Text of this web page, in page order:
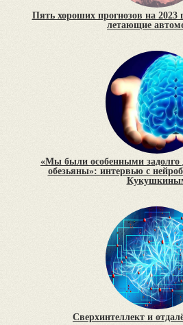
Пять хороших прогнозов на 2023
летающие
«Мы были особенными задолго
обезьяны»: интервью с
Сверхинтеллект и